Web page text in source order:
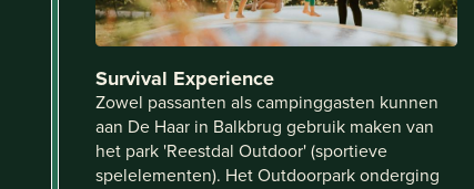
Survival Experience
Zowel passanten als campinggasten kunnen
aan De Haar in Balkbrug gebruik maken van
het park 'Reestdal Outdoor' (sportieve
spelelementen). Het Outdoorpark onderging